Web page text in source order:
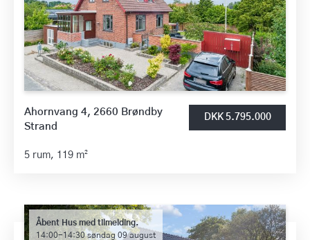
Ahornvang 4, 2660 Brøndby
Strand
DKK 5.795.000
5 rum, 119 m²
Åbent Hus med tilmelding.
14:00-14:30 søndag 09 august